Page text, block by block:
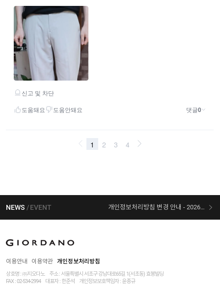
NEWS EVENT 개인정보처리방침 변경 안내 - 2026/07/30 시행
이용안내 이용약관 개인정보처리방침
상호명 : ㈜지오다노
주소 : 서울특별시 서초구 강남대로65길 1(서초동) 효봉빌딩
FAX : 02-534-2994
대표자 : 한준석 개인정보보호책임자 : 윤종규